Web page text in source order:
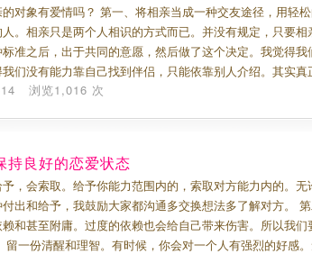
对象有爱情吗？ 第一、将相亲当成一种交友途径，用轻
。相亲只是两个人相识的方式而已。并没有规定，只要
准之后，出于共同的意愿，然后做了这个决定。我觉得
们没有能力靠自己找到伴侣，只能依靠别人介绍。其实
14 浏览1,016 次
持良好的恋爱状态
，会索取。给予你能力范围内的，索取对方能力内的。
出和给予，我鼓励大家都沟通多交换想法多了解对方。
和甚至附庸。过度的依赖也会给自己带来伤害。所以我
留一份清醒和理智。有时候，你会对一个人有强烈的好感